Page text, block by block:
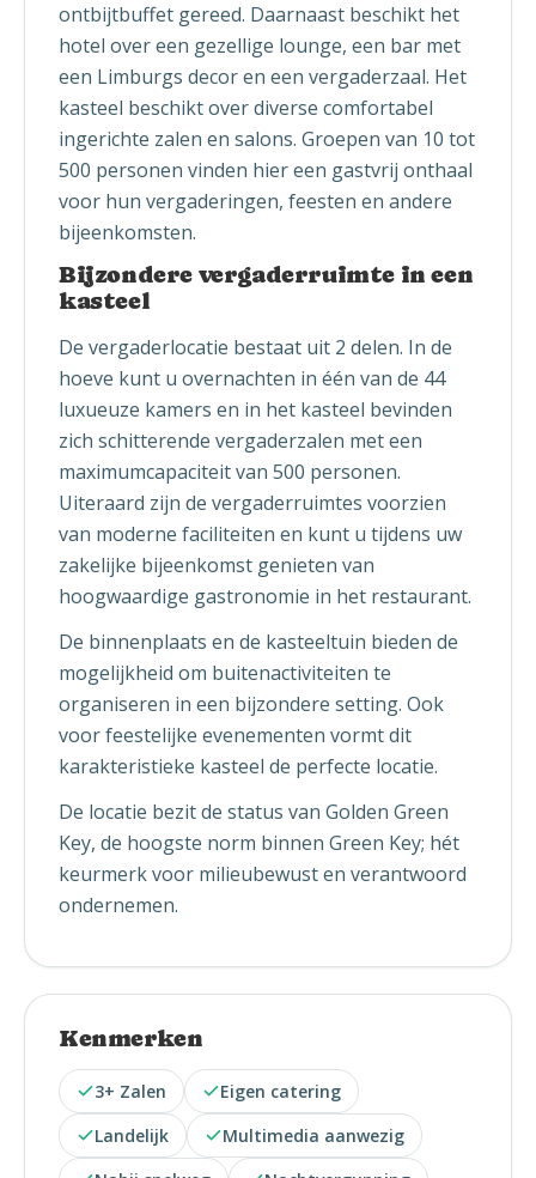
ontbijtbuffet gereed. Daarnaast beschikt het
hotel over een gezellige lounge, een bar met
een Limburgs decor en een vergaderzaal. Het
kasteel beschikt over diverse comfortabel
ingerichte zalen en salons. Groepen van 10 tot
500 personen vinden hier een gastvrij onthaal
voor hun vergaderingen, feesten en andere
bijeenkomsten.
Bijzondere vergaderruimte in een
kasteel
De vergaderlocatie bestaat uit 2 delen. In de
hoeve kunt u overnachten in één van de 44
luxueuze kamers en in het kasteel bevinden
zich schitterende vergaderzalen met een
maximumcapaciteit van 500 personen.
Uiteraard zijn de vergaderruimtes voorzien
van moderne faciliteiten en kunt u tijdens uw
zakelijke bijeenkomst genieten van
hoogwaardige gastronomie in het restaurant.
De binnenplaats en de kasteeltuin bieden de
mogelijkheid om buitenactiviteiten te
organiseren in een bijzondere setting. Ook
voor feestelijke evenementen vormt dit
karakteristieke kasteel de perfecte locatie.
De locatie bezit de status van Golden Green
Key, de hoogste norm binnen Green Key; hét
keurmerk voor milieubewust en verantwoord
ondernemen.
Kenmerken
3+ Zalen
Eigen catering
Landelijk
Multimedia aanwezig